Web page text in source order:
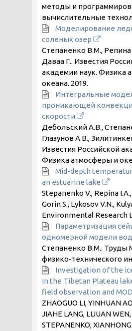
методы и
вычислительные
Моделирование
соленых озер
Степаненко В.М., Репина
Даваа Г.. Известия
академии наук. Физика
океана. 2019.
Интегральные
проникающей
скорости
Дебольский А.В.,
Глазунов А.В.,
Известия Российской
Физика атмосферы и
Mid-depth
an estuarine lake
Stepanenko V., Repina
Gorin S., Lykosov V.N.,
Environmental Research
Параметризация
одномерной модели
Степаненко В.М.. Труды
физико-технического
Investigation of the
in the Tibetan Plateau
field observation and
ZHAOGUO LI, YINHUAN
JIAHE LANG, LIJUAN
STEPANENKO,